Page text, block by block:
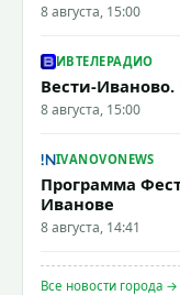
8 августа, 15:00
ИВТЕЛЕРАДИО
Вести-Иваново.
8 августа, 15:00
IVANOVONEWS
Программа
Иванове
8 августа, 14:41
Все новости города →